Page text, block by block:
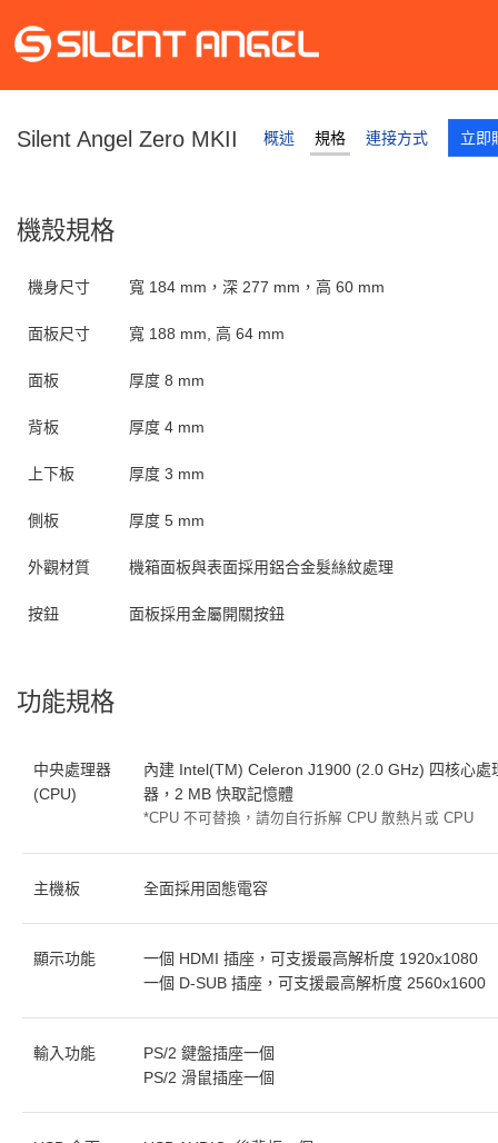
Silent Angel Zero MKII 概述 規格 連接方式 立即
機殼規格
機身尺寸 寬 184 mm，深 277 mm，高 60 mm
面板尺寸 寬 188 mm, 高 64 mm
面板 厚度 8 mm
背板 厚度 4 mm
上下板 厚度 3 mm
側板 厚度 5 mm
外觀材質 機箱面板與表面採用鋁合金髮絲紋處理
按鈕 面板採用金屬開關按鈕
功能規格
中央處理器
(CPU)
內建 Intel(TM) Celeron J1900 (2.0 GHz) 四核心處
器，2 MB 快取記憶體
*CPU 不可替換，請勿自行拆解 CPU 散熱片或 CPU
主機板 全面採用固態電容
顯示功能
一個 HDMI 插座，可支援最高解析度 1920x1080
一個 D-SUB 插座，可支援最高解析度 2560x1600
輸入功能
PS/2 鍵盤插座一個
PS/2 滑鼠插座一個